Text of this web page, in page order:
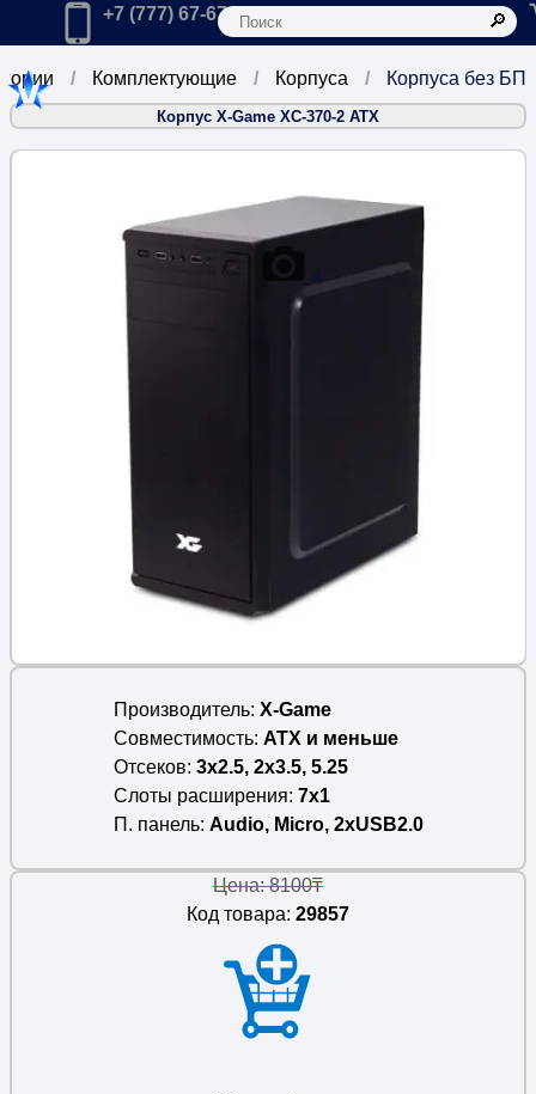
Главная
Позвонить в компанию по телефону:
+7 (777) 67-67-666
Корпуса без БП
Корпуса
Комплектующие
Корпус X-Game XC-370-2 ATX
4
Производитель X-Game
Совместимость ATX и меньше
Отсеков 3x2.5, 2x3.5, 5.25
Слоты расширения 7x1
П. панель Audio, Micro, 2xUSB2.0
Цена: 8100₸
Код товара: 29857